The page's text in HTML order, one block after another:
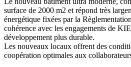
surface de 2000 m2 et répond très
énergétique fixées par la
cohérence avec les engagements de
développement plus durable.
Les nouveaux locaux offrent des
coopération optimales aux